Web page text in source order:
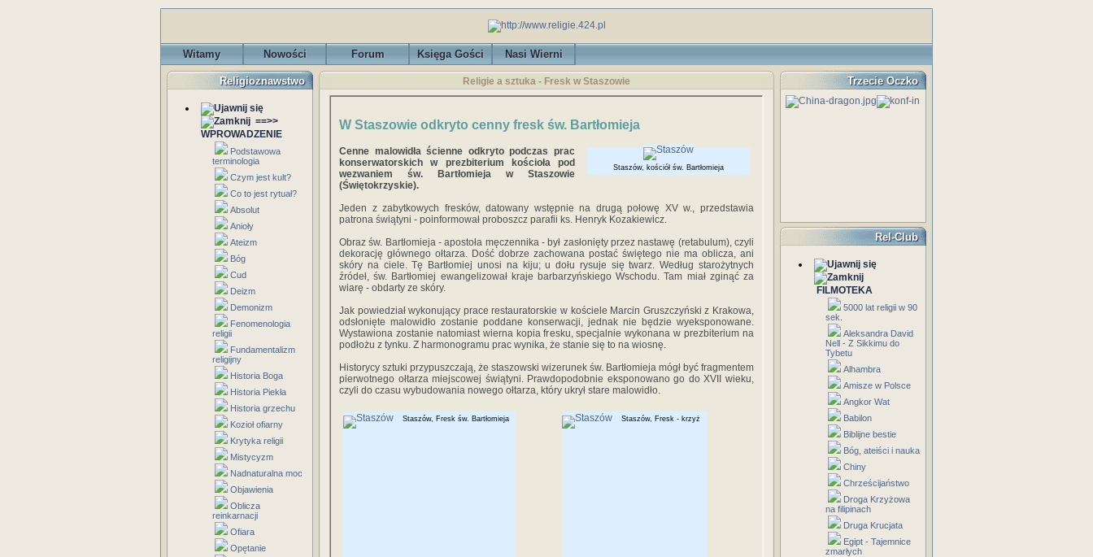
Witamy Nowości Forum Księga Gości Nasi Wierni
Religioznawstwo
==>>
WPROWADZENIE
Podstawowa
terminologia
Czym jest kult?
Co to jest rytuał?
Absolut
Anioły
Ateizm
Bóg
Cud
Deizm
Demonizm
Fenomenologia
religii
Fundamentalizm
religijny
Historia Boga
Historia Piekła
Historia grzechu
Kozioł ofiarny
Krytyka religii
Mistycyzm
Nadnaturalna moc
Objawienia
Oblicza
reinkarnacji
Ofiara
Opętanie
Religie a sztuka - Fresk w Staszowie
W Staszowie odkryto cenny fresk św. Bartłomieja
Staszów, kościół św. Bartłomieja
Cenne malowidła ścienne odkryto podczas prac
konserwatorskich w prezbiterium kościoła pod
wezwaniem św. Bartłomieja w Staszowie
(Świętokrzyskie).
Jeden z zabytkowych fresków, datowany wstępnie na drugą połowę XV w., przedstawia
patrona świątyni - poinformował proboszcz parafii ks. Henryk Kozakiewicz.
Obraz św. Bartłomieja - apostoła męczennika - był zasłonięty przez nastawę (retabulum), czyli
dekorację głównego ołtarza. Dość dobrze zachowana postać świętego nie ma oblicza, ani
skóry na ciele. Tę Bartłomiej unosi na kiju; u dołu rysuje się twarz. Według starożytnych
źródeł, św. Bartłomiej ewangelizował kraje barbarzyńskiego Wschodu. Tam miał zginąć za
wiarę - obdarty ze skóry.
Jak powiedział wykonujący prace restauratorskie w kościele Marcin Gruszczyński z Krakowa,
odsłonięte malowidło zostanie poddane konserwacji, jednak nie będzie wyeksponowane.
Wystawiona zostanie natomiast wierna kopia fresku, specjalnie wykonana w prezbiterium na
podłożu z tynku. Z harmonogramu prac wynika, że stanie się to na wiosnę.
Historycy sztuki przypuszczają, że staszowski wizerunek św. Bartłomieja mógł być fragmentem
pierwotnego ołtarza miejscowej świątyni. Prawdopodobnie eksponowano go do XVII wieku,
czyli do czasu wybudowania nowego ołtarza, który ukrył stare malowidło.
Staszów, Fresk św. Bartłomieja Staszów, Fresk - krzyż
Trzecie Oczko
Rel-Club
FILMOTEKA
5000 lat religii w 90
sek.
Aleksandra David
Nell - Z Sikkimu do
Tybetu
Alhambra
Amisze w Polsce
Angkor Wat
Babilon
Biblijne bestie
Bóg, ateiści i nauka
Chiny
Chrześcijaństwo
Droga Krzyżowa
na filipinach
Druga Krucjata
Egipt - Tajemnice
zmarłych